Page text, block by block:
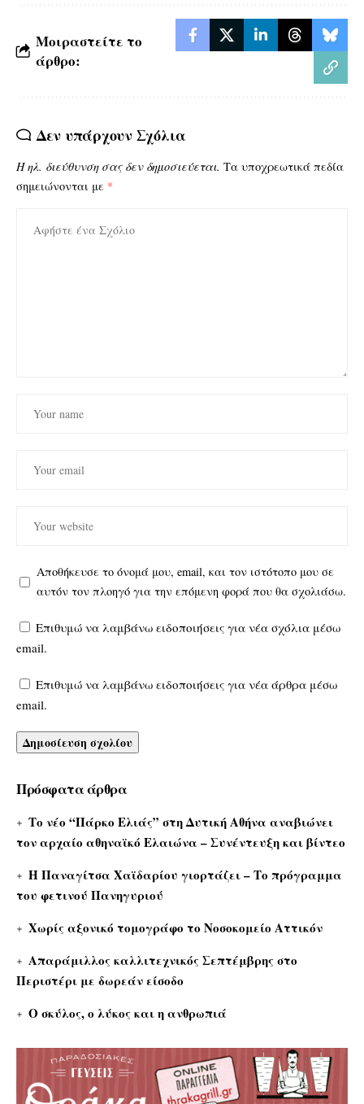
Μοιραστείτε το
άρθρο:
Δεν υπάρχουν Σχόλια
Η ηλ. διεύθυνση σας δεν δημοσιεύεται. Τα υποχρεωτικά πεδία
σημειώνονται με *
Αποθήκευσε το όνομά μου, email, και τον ιστότοπο μου σε
αυτόν τον πλοηγό για την επόμενη φορά που θα σχολιάσω.
Επιθυμώ να λαμβάνω ειδοποιήσεις για νέα σχόλια μέσω
email.
Επιθυμώ να λαμβάνω ειδοποιήσεις για νέα άρθρα μέσω
email.
Πρόσφατα άρθρα
Το νέο “Πάρκο Ελιάς” στη Δυτική Αθήνα αναβιώνει
τον αρχαίο αθηναϊκό Ελαιώνα – Συνέντευξη και βίντεο
Η Παναγίτσα Χαϊδαρίου γιορτάζει – Το πρόγραμμα
του φετινού Πανηγυριού
Χωρίς αξονικό τομογράφο το Νοσοκομείο Αττικόν
Απαράμιλλος καλλιτεχνικός Σεπτέμβρης στο
Περιστέρι με δωρεάν είσοδο
Ο σκύλος, ο λύκος και η ανθρωπιά